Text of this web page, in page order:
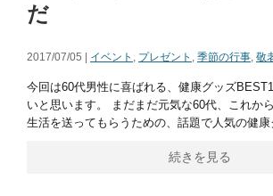
だ
2017/07/05 | イベント , プレゼント , 季節の行事, 敬
今回は60代男性に喜ばれる、健康グッズ
いと思います。 まだまだ元気な60代、これか
生活を送ってもらうための、話題で人気の健
続きを見る